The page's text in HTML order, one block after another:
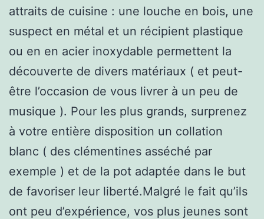
attraits de cuisine : une louche en bois, une
suspect en métal et un récipient plastique
ou en en acier inoxydable permettent la
découverte de divers matériaux ( et peut-
être l’occasion de vous livrer à un peu de
musique ). Pour les plus grands, surprenez
à votre entière disposition un collation
blanc ( des clémentines asséché par
exemple ) et de la pot adaptée dans le but
de favoriser leur liberté.Malgré le fait qu’ils
ont peu d’expérience, vos plus jeunes sont